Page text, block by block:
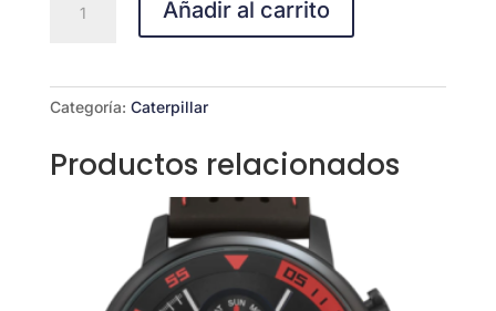
cantidad
Añadir al carrito
Categoría: Caterpillar
Productos relacionados